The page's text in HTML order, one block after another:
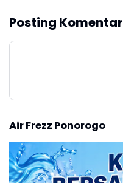
Posting Komentar
Air Frezz Ponorogo